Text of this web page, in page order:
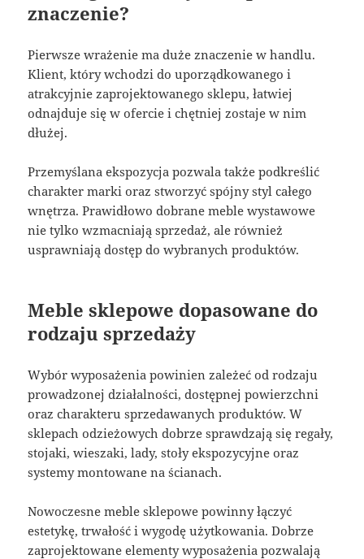
znaczenie?
Pierwsze wrażenie ma duże znaczenie w handlu.
Klient, który wchodzi do uporządkowanego i
atrakcyjnie zaprojektowanego sklepu, łatwiej
odnajduje się w ofercie i chętniej zostaje w nim
dłużej.
Przemyślana ekspozycja pozwala także podkreślić
charakter marki oraz stworzyć spójny styl całego
wnętrza. Prawidłowo dobrane meble wystawowe
nie tylko wzmacniają sprzedaż, ale również
usprawniają dostęp do wybranych produktów.
Meble sklepowe dopasowane do
rodzaju sprzedaży
Wybór wyposażenia powinien zależeć od rodzaju
prowadzonej działalności, dostępnej powierzchni
oraz charakteru sprzedawanych produktów. W
sklepach odzieżowych dobrze sprawdzają się regały,
stojaki, wieszaki, lady, stoły ekspozycyjne oraz
systemy montowane na ścianach.
Nowoczesne meble sklepowe powinny łączyć
estetykę, trwałość i wygodę użytkowania. Dobrze
zaprojektowane elementy wyposażenia pozwalają